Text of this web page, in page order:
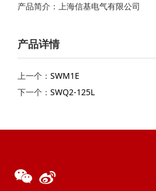
产品简介：上海信基电气有限公司
产品详情
上一个： SWM1E
下一个： SWQ2-125L